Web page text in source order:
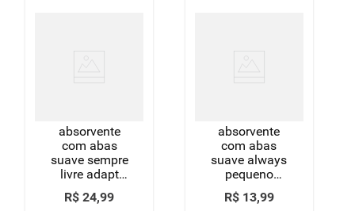
absorvente
com abas
suave sempre
livre adapt
plus pacote 32
unidades leve
R$ 24,99
absorvente
com abas
suave always
pequeno
pacote 16
unidades
R$ 13,99